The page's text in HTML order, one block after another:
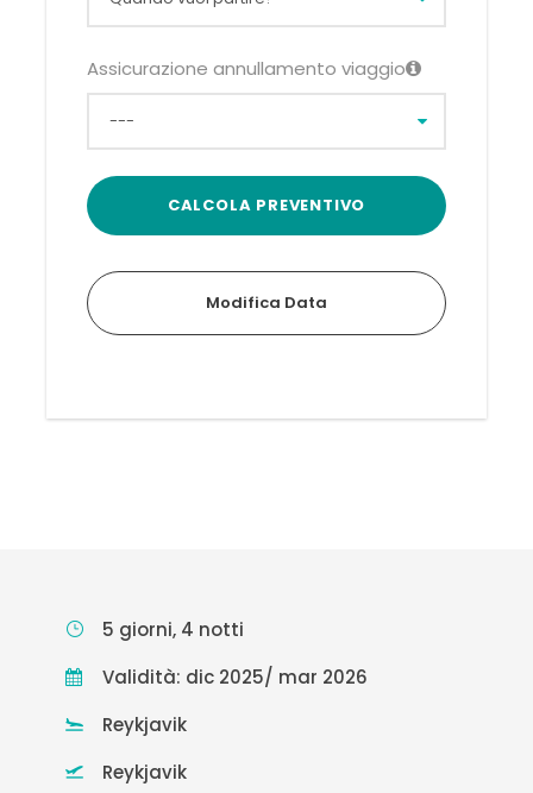
Assicurazione annullamento viaggio
Modifica Data
5 giorni, 4 notti
Validità: dic 2025/ mar 2026
Reykjavik
Reykjavik